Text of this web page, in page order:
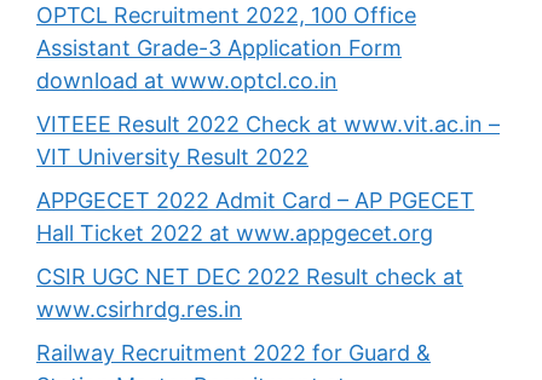
OPTCL Recruitment 2022, 100 Office
Assistant Grade-3 Application Form
download at www.optcl.co.in
VITEEE Result 2022 Check at www.vit.ac.in –
VIT University Result 2022
APPGECET 2022 Admit Card – AP PGECET
Hall Ticket 2022 at www.appgecet.org
CSIR UGC NET DEC 2022 Result check at
www.csirhrdg.res.in
Railway Recruitment 2022 for Guard &